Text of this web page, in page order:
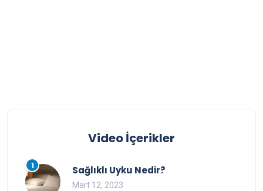
Video İçerikler
1 Sağlıklı Uyku Nedir?
Mart 12, 2023